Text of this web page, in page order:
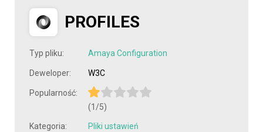
PROFILES
Typ pliku: Amaya Configuration
Deweloper: W3C
Popularność:
(1/5)
Kategoria: Pliki ustawień